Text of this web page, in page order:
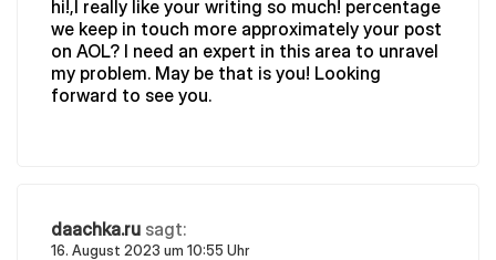
hi!,I really like your writing so much! percentage
we keep in touch more approximately your post
on AOL? I need an expert in this area to unravel
my problem. May be that is you! Looking
forward to see you.
daachka.ru sagt:
16. August 2023 um 10:55 Uhr